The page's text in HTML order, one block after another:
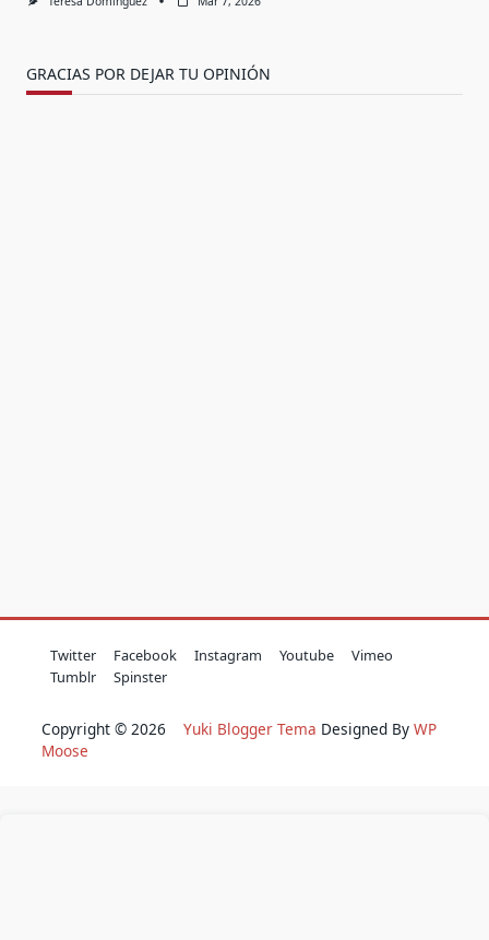
GRACIAS POR DEJAR TU OPINIÓN
Twitter Facebook Instagram Youtube
Vimeo
Tumblr
Spinster
Copyright © 2026 Yuki Blogger Tema Designed By WP
Moose